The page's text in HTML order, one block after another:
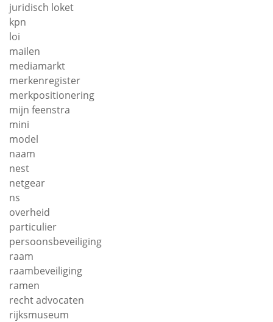
juridisch loket
kpn
loi
mailen
mediamarkt
merkenregister
merkpositionering
mijn feenstra
mini
model
naam
nest
netgear
ns
overheid
particulier
persoonsbeveiliging
raam
raambeveiliging
ramen
recht advocaten
rijksmuseum